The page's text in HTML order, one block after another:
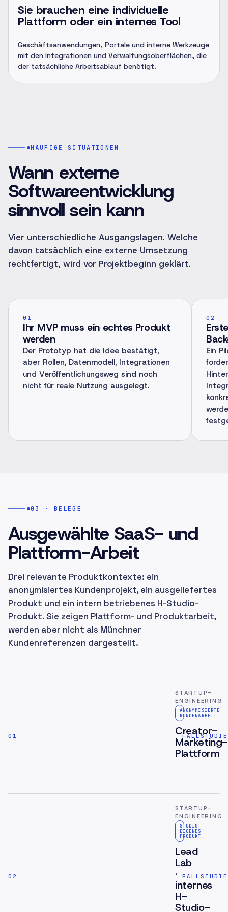
Sie brauchen eine individuelle
Plattform oder ein internes Tool
Geschäftsanwendungen, Portale und interne Werkzeuge
mit den Integrationen und Verwaltungsoberflächen, die
der tatsächliche Arbeitsablauf benötigt.
HÄUFIGE SITUATIONEN
Wann externe
Softwareentwicklung
sinnvoll sein kann
Vier unterschiedliche Ausgangslagen. Welche
davon tatsächlich eine externe Umsetzung
rechtfertigt, wird vor Projektbeginn geklärt.
01
Ihr MVP muss ein echtes Produkt
werden
Der Prototyp hat die Idee bestätigt,
aber Rollen, Datenmodell, Integrationen
und Veröffentlichungsweg sind noch
nicht für reale Nutzung ausgelegt.
02
Ein
03 · BELEGE
Ausgewählte SaaS- und
Plattform-Arbeit
Drei relevante Produktkontexte: ein
anonymisiertes Kundenprojekt, ein ausgeliefertes
Produkt und ein intern betriebenes H-Studio-
Produkt. Sie zeigen Plattform- und Produktarbeit,
werden aber nicht als Münchner
Kundenreferenzen dargestellt.
01
STARTUP-
ENGINEERING
ANONYMISIERTE
KUNDENARBEIT
Creator-
Marketing-
Plattform
Plattform
mit
getrennten
Rollen,
und
02
STARTUP-
ENGINEERING
STUDIO-
EIGENES
PRODUKT
Lead
Lab
·
internes
H-
Studio-